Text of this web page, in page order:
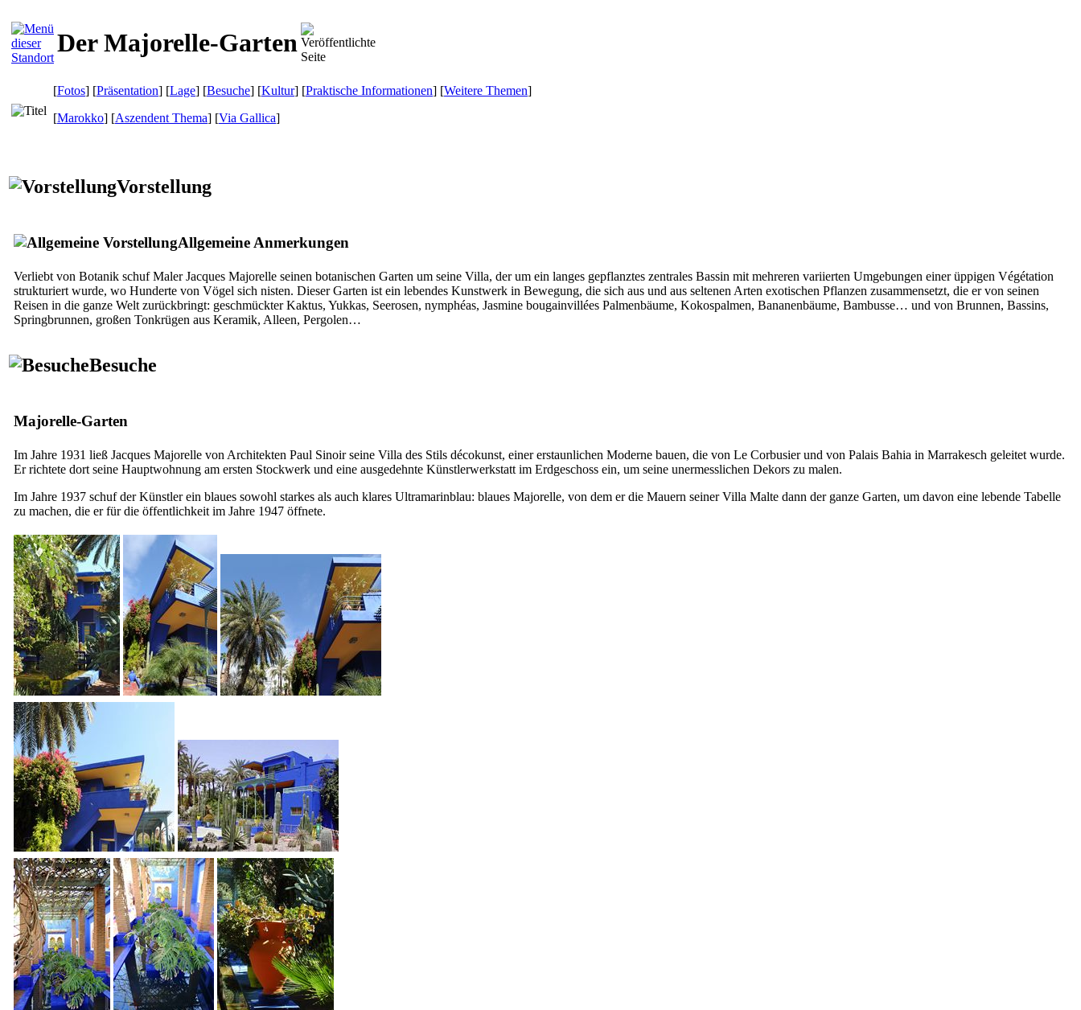
Der Majorelle-Garten
[Fotos] [Präsentation] [Lage] [Besuche] [Kultur] [Praktische Informationen] [Weitere Themen]
[Marokko] [Aszendent Thema] [Via Gallica]
Vorstellung
Allgemeine Anmerkungen
Verliebt von Botanik schuf Maler Jacques Majorelle seinen botanischen Garten um seine Villa, der um ein langes gepflanztes zentrales Bassin mit mehreren variierten Umgebungen einer üppigen Végétation
strukturiert wurde, wo Hunderte von Vögel sich nisten. Dieser Garten ist ein lebendes Kunstwerk in Bewegung, die sich aus und aus seltenen Arten exotischen Pflanzen zusammensetzt, die er von seinen
Reisen in die ganze Welt zurückbringt: geschmückter Kaktus, Yukkas, Seerosen, nymphéas, Jasmine bougainvillées Palmenbäume, Kokospalmen, Bananenbäume, Bambusse… und von Brunnen, Bassins,
Springbrunnen, großen Tonkrügen aus Keramik, Alleen, Pergolen…
Besuche
Majorelle-Garten
Im Jahre 1931 ließ Jacques Majorelle von Architekten Paul Sinoir seine Villa des Stils décokunst, einer erstaunlichen Moderne bauen, die von Le Corbusier und von Palais Bahia in Marrakesch geleitet wurde.
Er richtete dort seine Hauptwohnung am ersten Stockwerk und eine ausgedehnte Künstlerwerkstatt im Erdgeschoss ein, um seine unermesslichen Dekors zu malen.
Im Jahre 1937 schuf der Künstler ein blaues sowohl starkes als auch klares Ultramarinblau: blaues Majorelle, von dem er die Mauern seiner Villa Malte dann der ganze Garten, um davon eine lebende Tabelle
zu machen, die er für die öffentlichkeit im Jahre 1947 öffnete.